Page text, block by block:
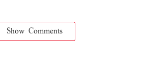
Show Comments